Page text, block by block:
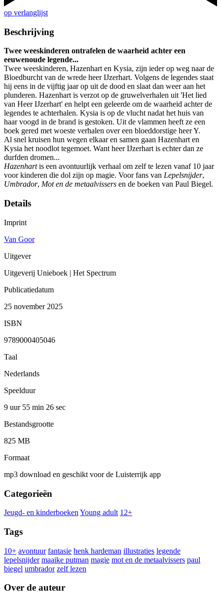
op verlanglijst
Beschrijving
Twee weeskinderen ontrafelen de waarheid achter een
eeuwenoude legende...
Twee weeskinderen, Hazenhart en Kysia, zijn ieder op weg naar de
Bloedburcht van de wrede heer IJzerhart. Volgens de legendes staat
hij eens in de vijftig jaar op uit de dood en slaat dan weer aan het
plunderen. Hazenhart is verzot op de gruwelverhalen uit 'Het lied
van Heer IJzerhart' en helpt een geleerde om de waarheid achter de
legendes te achterhalen. Kysia is op de vlucht nadat het huis van
haar voogd in de brand is gestoken. Uit de vlammen heeft ze een
boek gered met woeste verhalen over een bloeddorstige heer Y.
Al snel kruisen hun wegen elkaar en samen gaan Hazenhart en
Kysia het noodlot tegemoet. Want heer IJzerhart is echter dan ze
durfden dromen...
Hazenhartis een avontuurlijk verhaal om zelf te lezen vanaf 10 jaar
voor kinderen die dol zijn op magie. Voor fans van Lepelsnijder,
Umbrador, Mot en de metaalvissers en de boeken van Paul Biegel.
Details
Imprint
Van Goor
Uitgever
Uitgeverij Unieboek | Het Spectrum
Publicatiedatum
25 november 2025
ISBN
9789000405046
Taal
Nederlands
Speelduur
9 uur 55 min 26 sec
Bestandsgrootte
825 MB
Formaat
mp3 download en geschikt voor de Luisterrijk app
Categorieën
Jeugd- en kinderboeken Young adult 12+
Tags
10+ avontuur fantasie henk hardeman illustraties legende
lepelsnijder maaike putman magie mot en de metaalvissers paul
biegel umbrador zelf lezen
Over de auteur